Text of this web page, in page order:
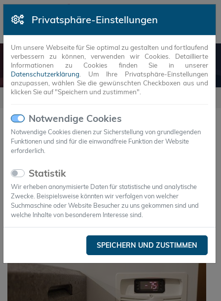
Privatsphäre-Einstellungen
Um unsere Webseite für Sie optimal zu gestalten und fortlaufend
verbessern zu können, verwenden wir Cookies. Detaillierte
Informationen zu Cookies finden Sie in unserer
Datenschutzerklärung . Um Ihre Privatsphäre-Einstellungen
anzupassen, wählen Sie die gewünschten Checkboxen aus und
klicken Sie auf "Speichern und zustimmen".
Notwendige Cookies
Notwendige Cookies dienen zur Sicherstellung von grundlegenden
Funktionen und sind für die einwandfreie Funktion der Website
erforderlich.
Statistik
Wir erheben anonymisierte Daten für statistische und analytische
Zwecke. Beispielsweise könnten wir verfolgen von welcher
Suchmaschine oder Website Besucher zu uns gekommen sind und
welche Inhalte von besonderem Interesse sind.
SPEICHERN UND ZUSTIMMEN
NEUIGKEITEN
JAHR MONAT
Axiotherm entwickelt nachhaltige
Kältespeicher für BioNTech-Impfstoff
Ganz ohne Trockeneis